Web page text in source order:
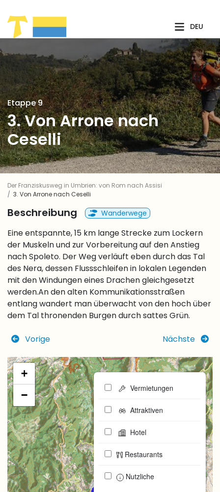
DEU
Etappe 9
3. Von Arrone nach
Ceselli
Der Franziskusweg in Umbrien: von Rom nach Assisi
3. Von Arrone nach Ceselli
Beschreibung Wanderwege
Eine entspannte, 15 km lange Strecke zum Lockern
der Muskeln und zur Vorbereitung auf den Anstieg
nach Spoleto. Der Weg verläuft eben durch das Tal
des Nera, dessen Flussschleifen in lokalen Legenden
mit den Windungen eines Drachen gleichgesetzt
werden.An den alten Kommunikationsstraßen
entlang wandert man überwacht von den hoch über
dem Tal thronenden Burgen durch sattes Grün.
Vorige Nächste
+
−
Vermietungen
Attraktiven
Hotel
Restaurants
Nutzliche